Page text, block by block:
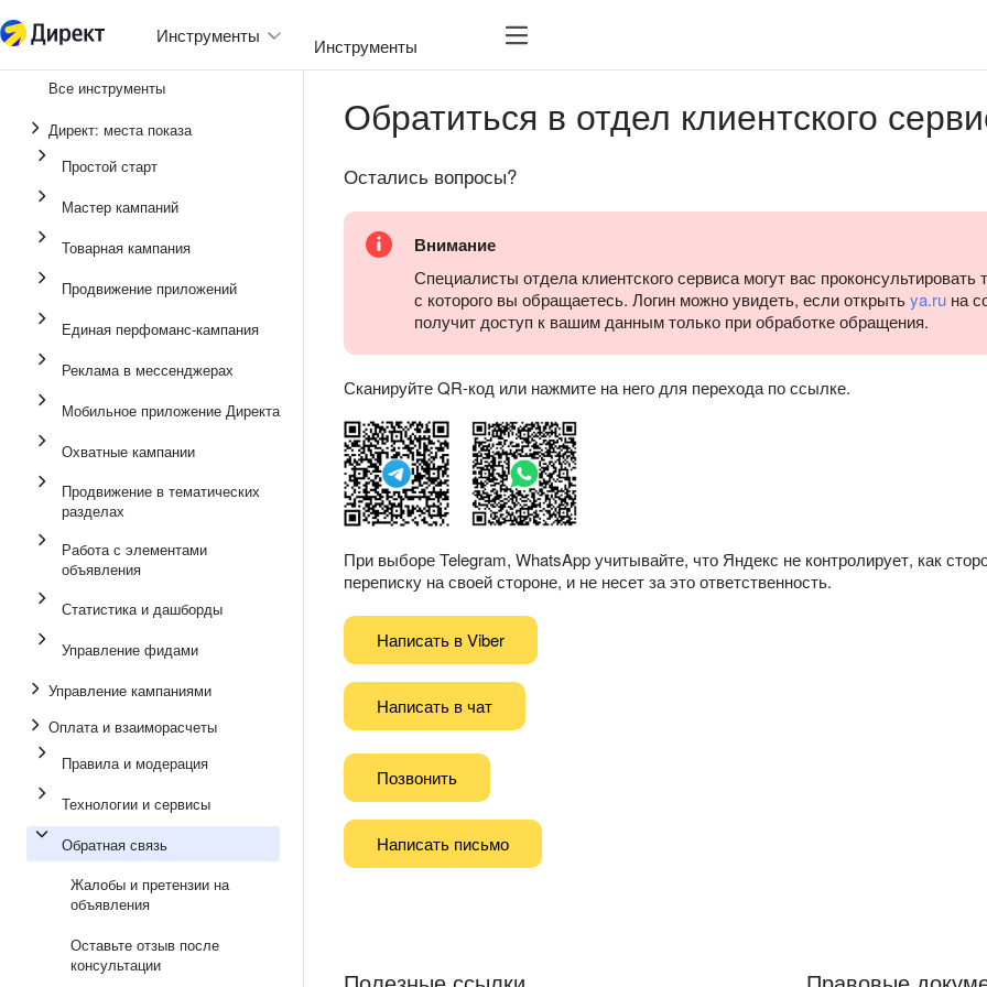
Инструменты Инструменты
Единая перфоманс-кампания
Продвижение приложений
Медийная реклама
Мастер кампаний
Товарная кампания
Простой старт
Управление фидами
Все инструменты
Директ: места показа
Простой старт
Мастер кампаний
Товарная кампания
Продвижение приложений
Единая перфоманс-кампания
Реклама в мессенджерах
Мобильное приложение Директа
Охватные кампании
Продвижение в тематических
разделах
Работа с элементами
объявления
Статистика и дашборды
Управление фидами
Управление кампаниями
Оплата и взаиморасчеты
Правила и модерация
Технологии и сервисы
Обратная связь
Жалобы и претензии на
объявления
Оставьте отзыв после
консультации
Обратиться в отдел клиентского
Остались вопросы?
Внимание
Специалисты отдела клиентского сервиса могут вас проконсультировать
с которого вы обращаетесь. Логин можно увидеть, если открытьya.ru на
получит доступ к вашим данным только при обработке обращения.
Сканируйте QR-код или нажмите на него для перехода по ссылке.
При выборе Telegram, WhatsApp учитывайте, что Яндекс не контролирует, как
переписку на своей стороне, и не несет за это ответственность.
Написать в Viber
Написать в чат
Позвонить
Написать письмо